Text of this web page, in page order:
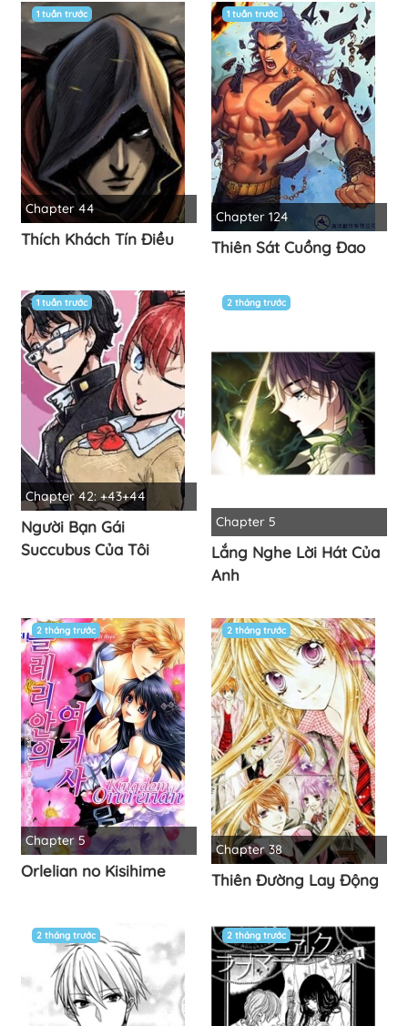
Chapter 44
Thích Khách Tín Điều
1 tuần trước
Chapter 124
Thiên Sát Cuồng Đao
1 tuần trước
Chapter 42: +43+44
Người Bạn Gái
Succubus Của Tôi
1 tuần trước
Chapter 5
Lắng Nghe Lời Hát Của
Anh
2 tháng trước
Chapter 5
Orlelian no Kisihime
2 tháng trước
Chapter 38
Thiên Đường Lay Động
2 tháng trước
2 tháng trước 2 tháng trước